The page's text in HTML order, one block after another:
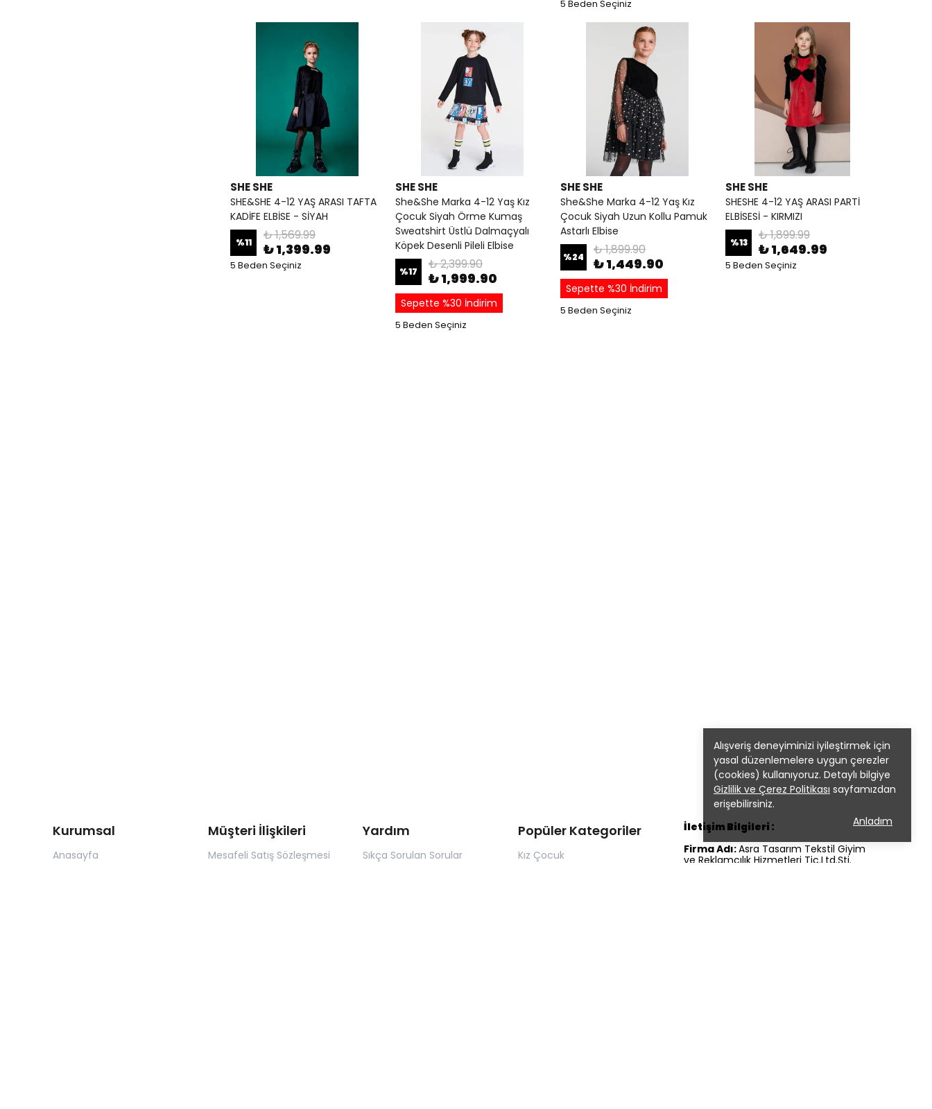
Alışveriş deneyiminizi iyileştirmek için
yasal düzenlemelere uygun çerezler
(cookies) kullanıyoruz. Detaylı bilgiye
Gizlilik ve Çerez Politikası sayfamızdan
erişebilirsiniz.
Anladım
5 Beden Seçiniz
SHE SHE
SHE&SHE 4-12 YAŞ ARASI TAFTA
KADİFE ELBİSE - SİYAH
%11 ₺ 1,569.99
₺ 1,399.99
5 Beden Seçiniz
SHE SHE
She&She Marka 4-12 Yaş Kız
Çocuk Siyah Örme Kumaş
Sweatshirt Üstlü Dalmaçyalı
Köpek Desenli Pileli Elbise
%17 ₺ 2,399.90
₺ 1,999.90
Sepette %30 İndirim
5 Beden Seçiniz
SHE SHE
She&She Marka 4-12 Yaş Kız
Çocuk Siyah Uzun Kollu Pamuk
Astarlı Elbise
%24 ₺ 1,899.90
₺ 1,449.90
Sepette %30 İndirim
5 Beden Seçiniz
SHE SHE
SHESHE 4-12 YAŞ ARASI PARTİ
ELBİSESİ - KIRMIZI
%13 ₺ 1,899.99
₺ 1,649.99
5 Beden Seçiniz
Kurumsal
Anasayfa
Müşteri İlişkileri
Mesafeli Satış Sözleşmesi
Yardım
Sıkça Sorulan Sorular
Popüler Kategoriler
Kız Çocuk
İletişim Bilgileri :
Firma Adı:Asra Tasarım Tekstil Giyim
ve Reklamcılık Hizmetleri Tic.Ltd.Şti.